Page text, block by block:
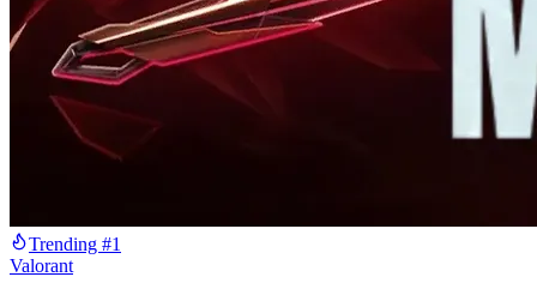
Trending #1
Valorant